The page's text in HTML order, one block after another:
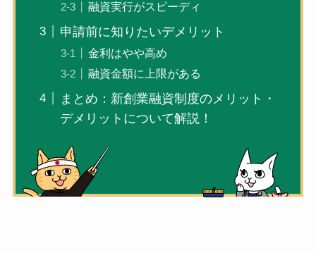
融資実行がスピーディ
申請前に知りたいデメリット
金利はやや高め
融資金額に上限がある
まとめ：新創業融資制度のメリット・
デメリットについて解説！